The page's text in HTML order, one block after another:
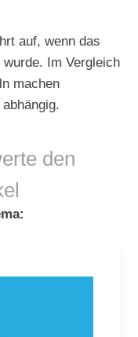
auf, wenn das
Im Vergleich
machen
den